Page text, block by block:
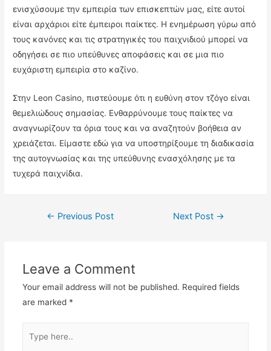
ενισχύσουμε την εμπειρία των επισκεπτών μας, είτε αυτοί
είναι αρχάριοι είτε έμπειροι παίκτες. Η ενημέρωση γύρω από
τους κανόνες και τις στρατηγικές του παιχνιδιού μπορεί να
οδηγήσει σε πιο υπεύθυνες αποφάσεις και σε μια πιο
ευχάριστη εμπειρία στο καζίνο.
Στην Leon Casino, πιστεύουμε ότι η ευθύνη στον τζόγο είναι
θεμελιώδους σημασίας. Ενθαρρύνουμε τους παίκτες να
αναγνωρίζουν τα όρια τους και να αναζητούν βοήθεια αν
χρειάζεται. Είμαστε εδώ για να υποστηρίξουμε τη διαδικασία
της αυτογνωσίας και της υπεύθυνης ενασχόλησης με τα
τυχερά παιχνίδια.
← Previous Post Next Post →
Leave a Comment
Your email address will not be published. Required fields
are marked *